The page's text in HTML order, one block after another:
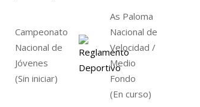
Campeonato
Nacional de
Jóvenes
(Sin iniciar)
As Paloma
Nacional de
Velocidad /
Medio
Fondo
(En curso)